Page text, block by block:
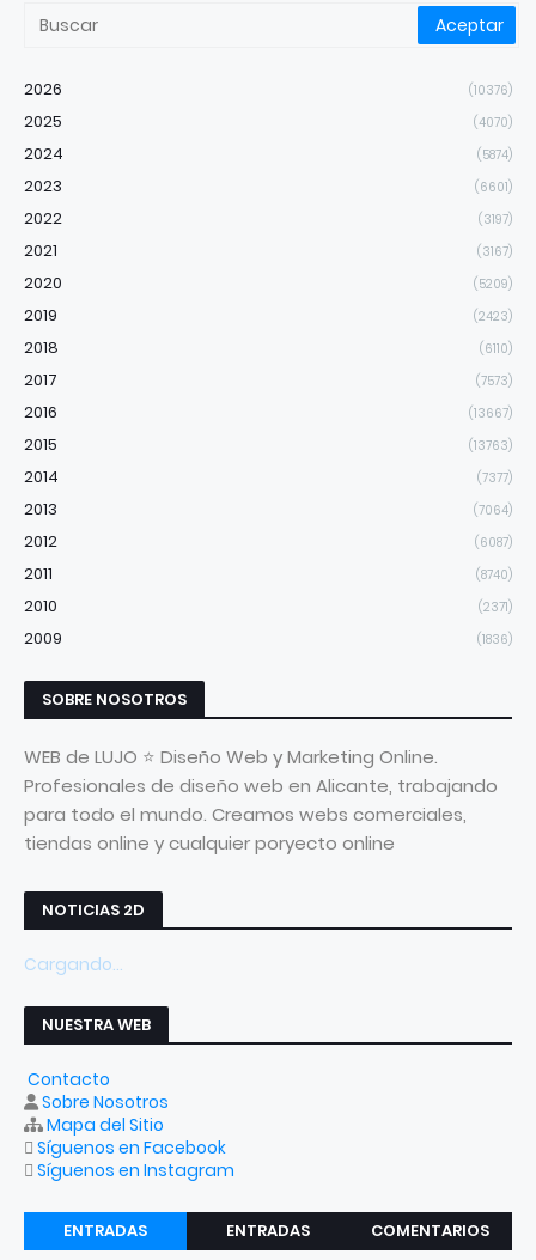
2026 (10376)
2025 (4070)
2024 (5874)
2023 (6601)
2022 (3197)
2021 (3167)
2020 (5209)
2019 (2423)
2018 (6110)
2017 (7573)
2016 (13667)
2015 (13763)
2014 (7377)
2013 (7064)
2012 (6087)
2011 (8740)
2010 (2371)
2009 (1836)
SOBRE NOSOTROS
WEB de LUJO ⭐ Diseño Web y Marketing Online.
Profesionales de diseño web en Alicante, trabajando
para todo el mundo. Creamos webs comerciales,
tiendas online y cualquier poryecto online
NOTICIAS 2D
Cargando...
NUESTRA WEB
Contacto
Sobre Nosotros
Mapa del Sitio
Síguenos en Facebook
Síguenos en Instagram
ENTRADAS
ENTRADAS
COMENTARIOS